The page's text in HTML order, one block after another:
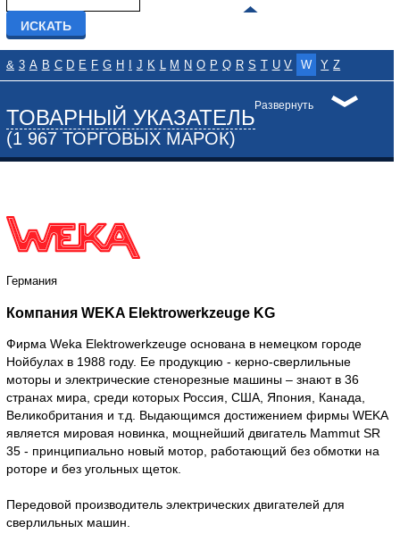
& 3 A B C D E F G H J K L M N O P Q R S T U V W Y Z
Развернуть
ТОВАРНЫЙ УКАЗАТЕЛЬ
(1 967 ТОРГОВЫХ МАРОК)
Германия
Компания WEKA Elektrowerkzeuge KG
Фирма Weka Elektrowerkzeuge основана в немецком городе
Нойбулах в 1988 году. Ее продукцию - керно-сверлильные
моторы и электрические стенорезные машины – знают в 36
странах мира, среди которых Россия, США, Япония, Канада,
Великобритания и т.д. Выдающимся достижением фирмы WEKA
является мировая новинка, мощнейший двигатель Mammut SR
35 - принципиально новый мотор, работающий без обмотки на
роторе и без угольных щеток.
Передовой производитель электрических двигателей для
сверлильных машин.